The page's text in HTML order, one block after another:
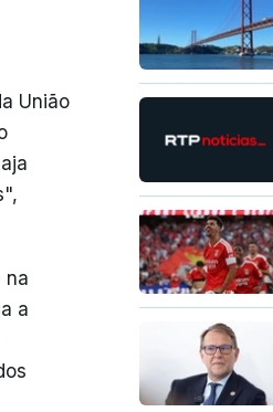
União
na
a